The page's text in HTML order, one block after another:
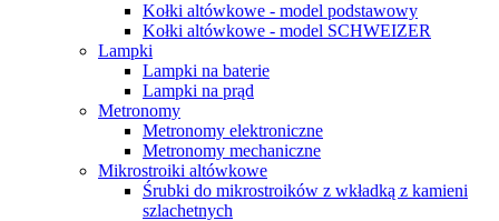
Kołki altówkowe - model podstawowy
Kołki altówkowe - model SCHWEIZER
Lampki
Lampki na baterie
Lampki na prąd
Metronomy
Metronomy elektroniczne
Metronomy mechaniczne
Mikrostroiki altówkowe
Śrubki do mikrostroików z wkładką z kamieni
szlachetnych